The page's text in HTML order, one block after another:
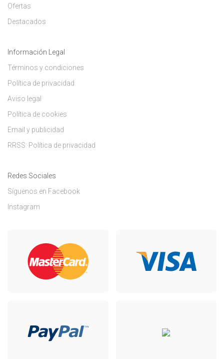
Ofertas
Destacados
Información Legal
Términos y condiciones
Política de privacidad
Aviso legal
Política de cookies
Email y publicidad
RRSS: Política de privacidad
Redes Sociales
Síguenos en Facebook
Instagram